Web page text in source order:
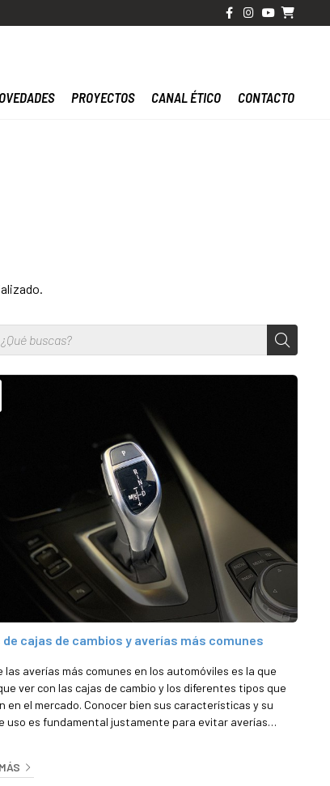
PROYECTOS CANAL ÉTICO CONTACTO
de cajas de cambios y averías más comunes
las averías más comunes en los automóviles es la que
ver con las cajas de cambio y los diferentes tipos que
en el mercado. Conocer bien sus características y su
uso es fundamental justamente para evitar averías
conocer al respecto. Qué son las cajas de